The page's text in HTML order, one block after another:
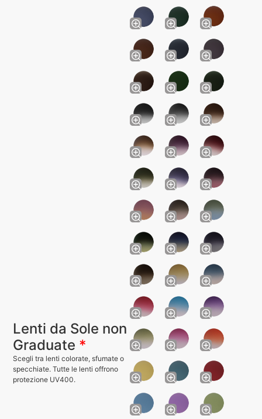
Lenti da Sole non
Graduate *
Scegli tra lenti colorate, sfumate o
specchiate. Tutte le lenti offrono
protezione UV400.